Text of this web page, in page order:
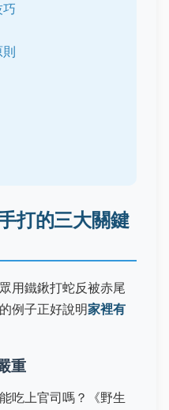
打的三大關鍵
用鐵鍬打蛇反被赤尾
例子正好說明家裡有
重
吃上官司嗎？《野生